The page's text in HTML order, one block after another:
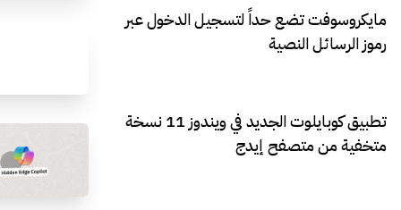
مايكروسوفت تضع حداً لتسجيل الدخول عبر
رموز الرسائل النصية
تطبيق كوبايلوت الجديد في ويندوز 11 نسخة
متخفية من متصفح إيدج